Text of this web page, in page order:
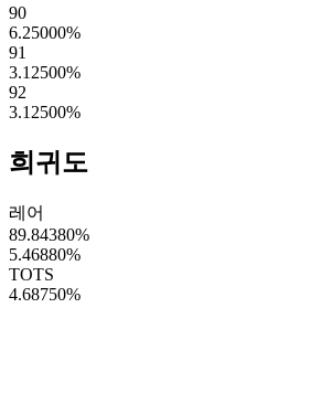
90
6.25000%
91
3.12500%
92
3.12500%
희귀도
레어
89.84380%
5.46880%
TOTS
4.68750%